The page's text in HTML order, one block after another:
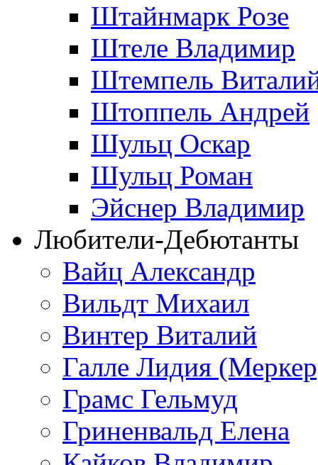
Штайнмарк Розe
Штеле Владимир
Штемпель
Штоппель Андрей
Шульц Оскар
Шульц Роман
Эйснер Владимир
Любители-Дебютанты
Вайц Александр
Вильдт Михаил
Винтер Виталий
Галле Лидия
Грамс Гельмуд
Гриненвальд Елена